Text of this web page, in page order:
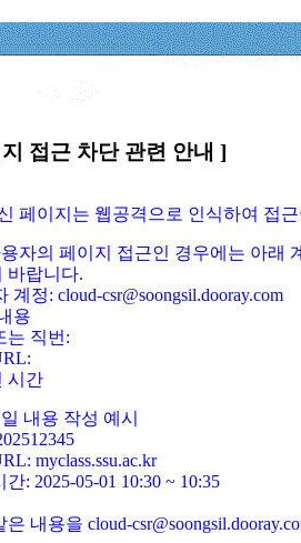
접근 차단 관련 안내 ]
페이지는 웹공격으로 인식하여 접
자의 페이지 접근인 경우에는 아래
바랍니다.
계정: cloud-csr@soongsil.dooray.com
용
는 직번:
시간
내용 작성 예시
myclass.ssu.ac.kr
간: 2025-05-01 10:30 ~ 10:35
은 내용을 cloud-